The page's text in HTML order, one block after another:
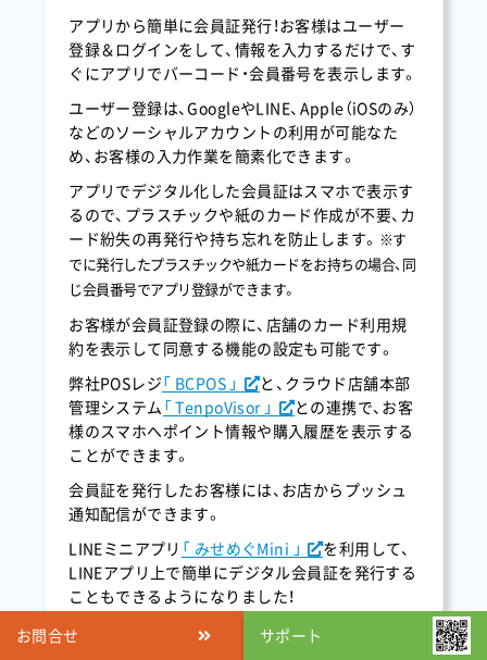
お問合せ サポート
石臼挽きそば みや川 松坂屋名古屋様のサービスがス
タートしました。
ソニックコーポレーション(有)様のサービスがスタ
ートしました。
揚げたて串揚げと焼き鳥てっちゃん南1条店様のサ
ービスがスタートしました。
CheerupGym様のサービスがスタートしました。
2025.08
【デジタル会員証】東京リボン株式会社 東京ショール
2025.08
【デジタル会員証】きよみ幼稚園様のサービスがスタ
ートしました。
2025.08
シライカメラ様のサービスがスタートしました。
2025.08
ぼらぱん様のサービスがスタートしました。
2025.08
ソルトウォーター バイ デイビッドマイヤーズ様のサ
アプリから簡単に会員証発行！お客様はユーザー
登録＆ログインをして、情報を入力するだけで、す
ぐにアプリでバーコード・会員番号を表示します。
ユーザー登録は、GoogleやLINE、Apple（iOSのみ）
などのソーシャルアカウントの利用が可能なた
め、お客様の入力作業を簡素化できます。
アプリでデジタル化した会員証はスマホで表示す
るので、プラスチックや紙のカード作成が不要、カ
ード紛失の再発行や持ち忘れを防止します。
※す
でに発行したプラスチックや紙カードをお持ちの場合、同
じ会員番号でアプリ登録ができます。
お客様が会員証登録の際に、店舗のカード利用規
約を表示して同意する機能の設定も可能です。
弊社POSレジ 「 BCPOS 」
と、クラウド店舗本部
管理システム 「 TenpoVisor 」
との連携で、お客
様のスマホへポイント情報や購入履歴を表示する
ことができます。
会員証を発行したお客様には、お店からプッシュ
通知配信ができます。
LINEミニアプリ 「 みせめぐMini 」
を利用して、
LINEアプリ上で簡単にデジタル会員証を発行する
こともできるようになりました！